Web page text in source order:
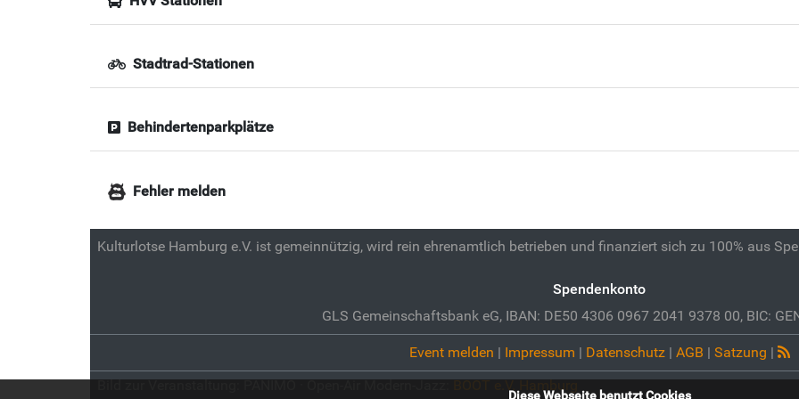
Stadtrad-Stationen
Behindertenparkplätze
Fehler melden
Kulturlotse Hamburg e.V. ist gemeinnützig, wird rein ehrenamtlich betrieben und finanziert sich zu 100% aus
Spendenkonto
GLS Gemeinschaftsbank eG, IBAN: DE50 4306 0967 2041 9378 00, BIC:
Event melden | Impressum | Datenschutz| AGB | Satzung |
Bild zur Veranstaltung:PANIMO · Open-Air Modern-Jazz:BOOT e.V. Hamburg
Diese Webseite benutzt Cookies